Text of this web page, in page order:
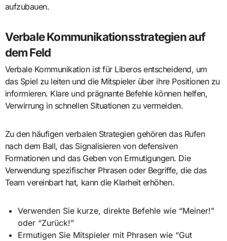
aufzubauen.
Verbale Kommunikationsstrategien auf
dem Feld
Verbale Kommunikation ist für Liberos entscheidend, um
das Spiel zu leiten und die Mitspieler über ihre Positionen zu
informieren. Klare und prägnante Befehle können helfen,
Verwirrung in schnellen Situationen zu vermeiden.
Zu den häufigen verbalen Strategien gehören das Rufen
nach dem Ball, das Signalisieren von defensiven
Formationen und das Geben von Ermutigungen. Die
Verwendung spezifischer Phrasen oder Begriffe, die das
Team vereinbart hat, kann die Klarheit erhöhen.
Verwenden Sie kurze, direkte Befehle wie “Meiner!”
oder “Zurück!”
Ermutigen Sie Mitspieler mit Phrasen wie “Gut